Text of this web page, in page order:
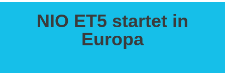
NIO ET5 startet in
Europa